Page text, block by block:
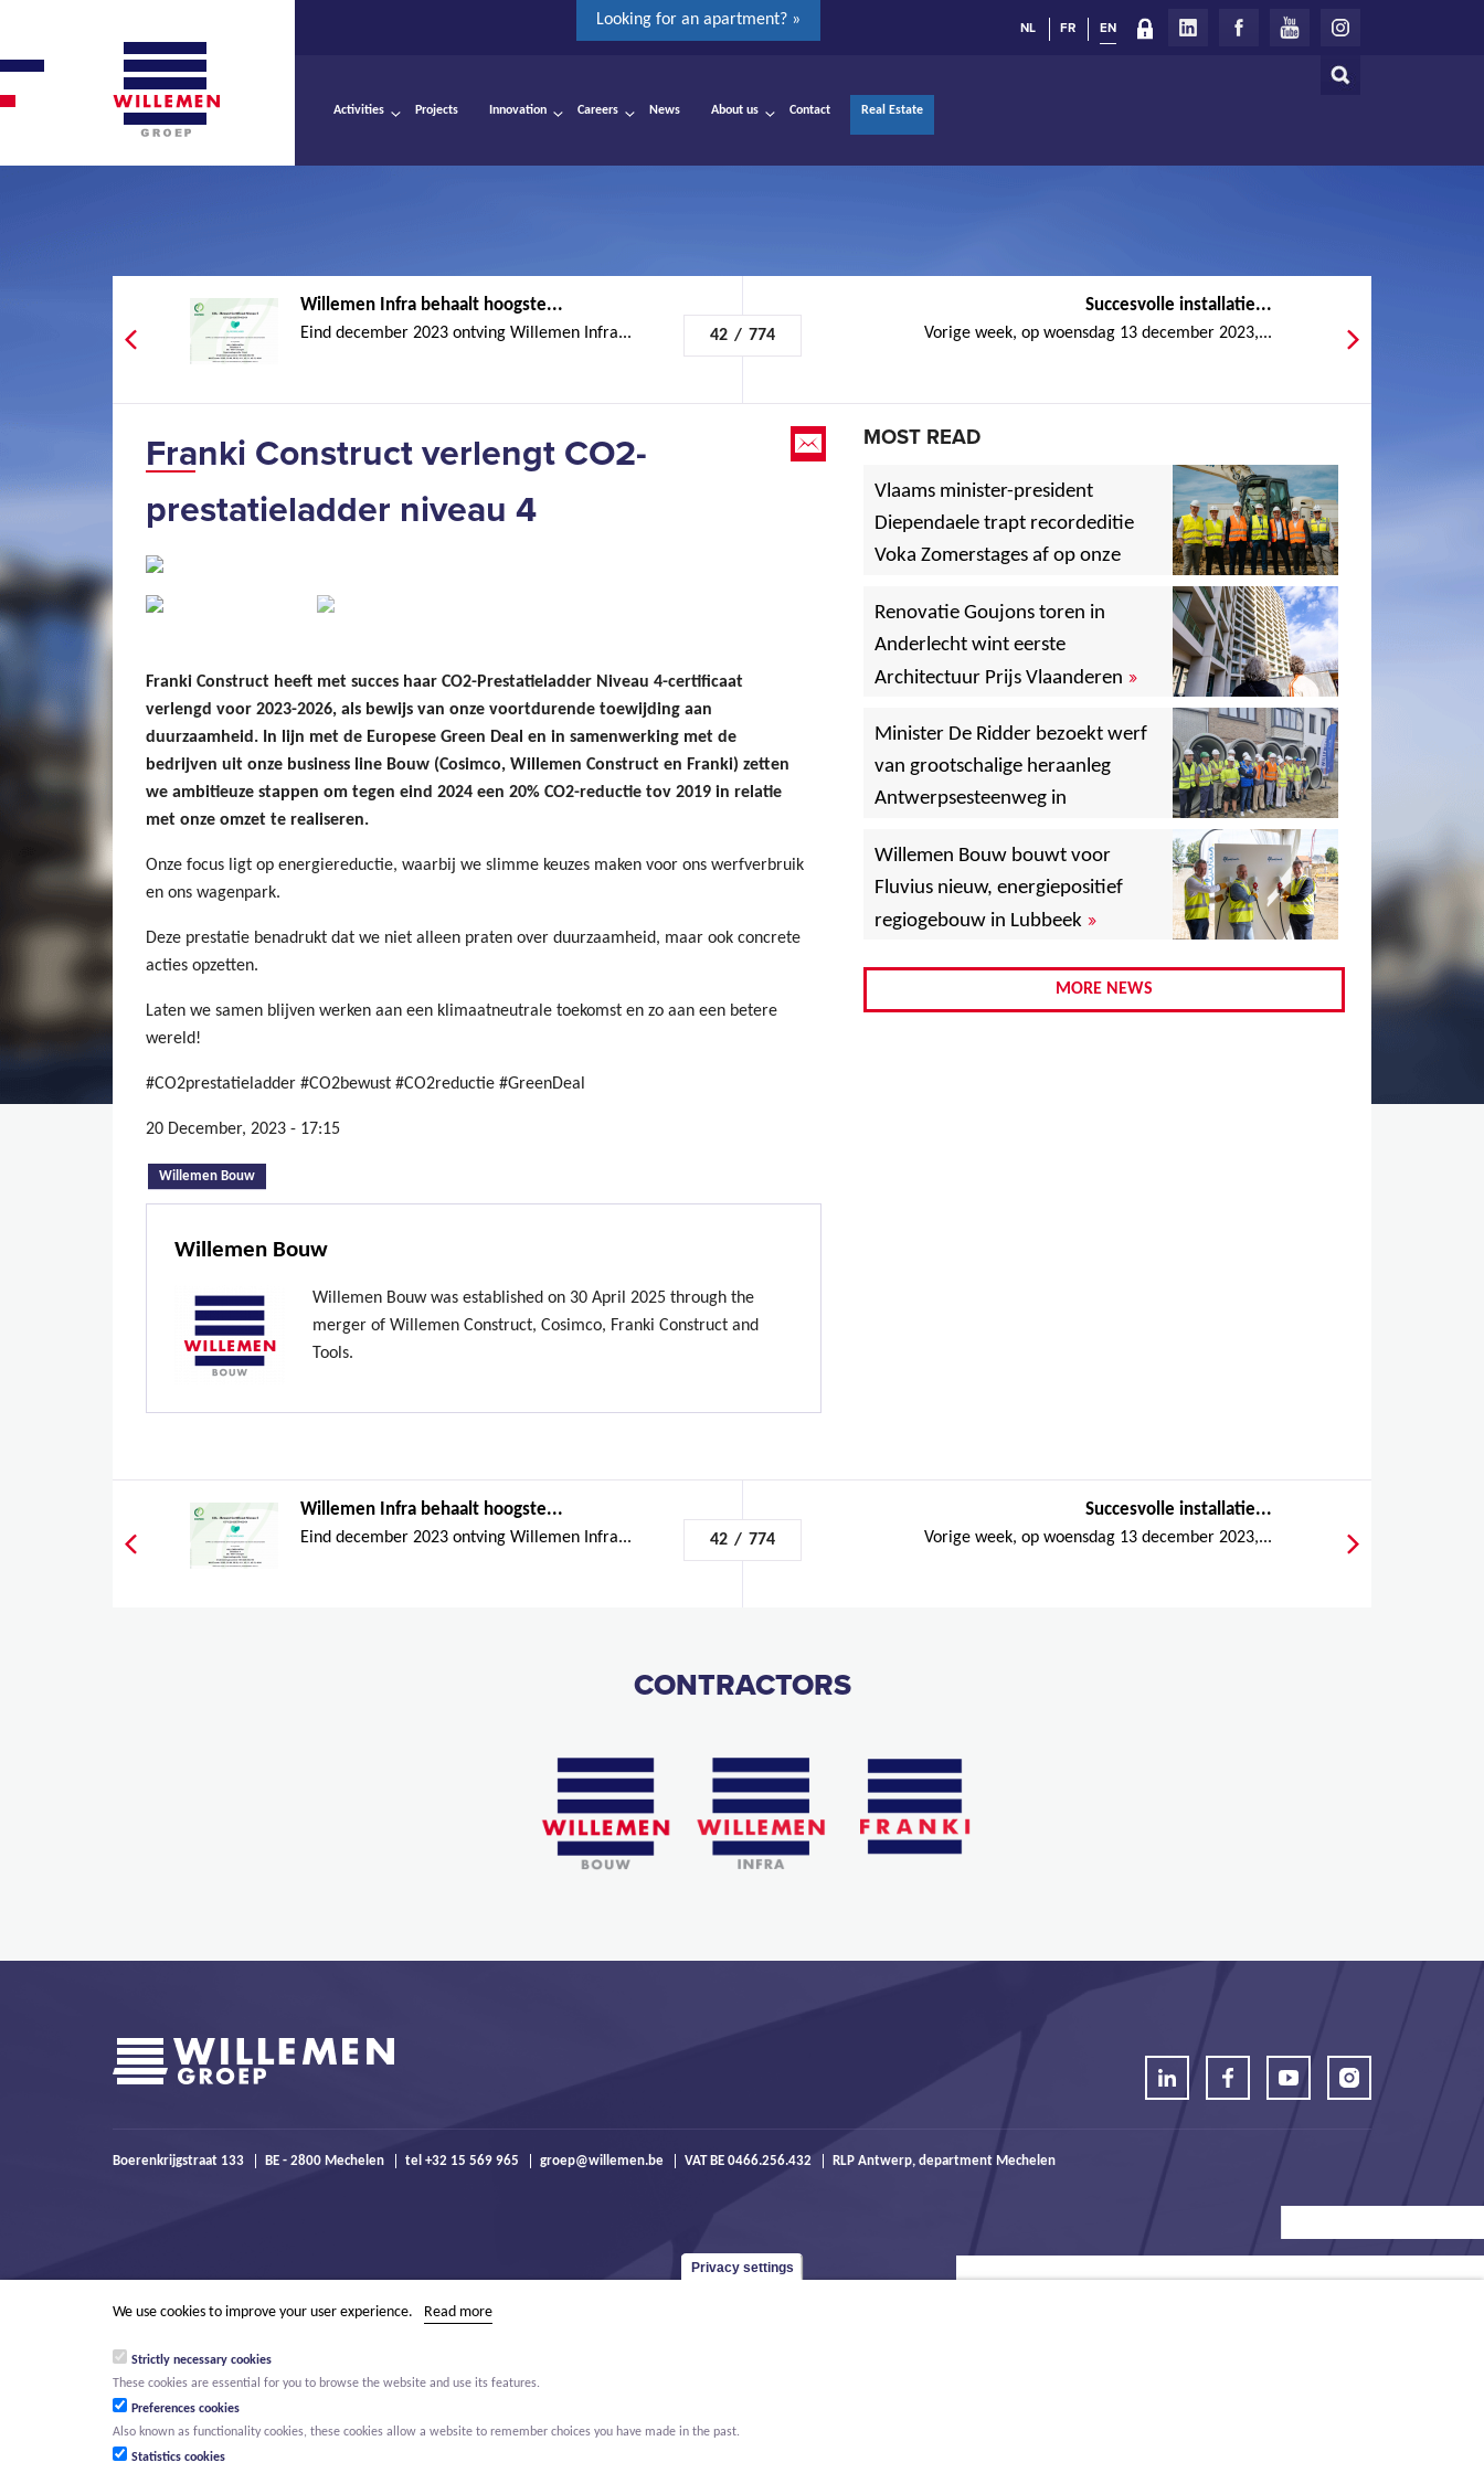
Looking for an apartment? »
Search
NL FR EN
Activities Projects Innovation Careers News About us Contact Real Estate
Willemen Infra behaalt hoogste...
Eind december 2023 ontving Willemen Infra... 42 / 774
Succesvolle installatie...
Vorige week, op woensdag 13 december 2023,...
Franki Construct verlengt CO2-
prestatieladder niveau 4
Franki Construct heeft met succes haar CO2-Prestatieladder Niveau 4-certificaat
verlengd voor 2023-2026, als bewijs van onze voortdurende toewijding aan
duurzaamheid. In lijn met de Europese Green Deal en in samenwerking met de
bedrijven uit onze business line Bouw (Cosimco, Willemen Construct en Franki) zetten
we ambitieuze stappen om tegen eind 2024 een 20% CO2-reductie tov 2019 in relatie
met onze omzet te realiseren.
Onze focus ligt op energiereductie, waarbij we slimme keuzes maken voor ons werfverbruik
en ons wagenpark.
Deze prestatie benadrukt dat we niet alleen praten over duurzaamheid, maar ook concrete
acties opzetten.
Laten we samen blijven werken aan een klimaatneutrale toekomst en zo aan een betere
wereld!
#CO2prestatieladder #CO2bewust #CO2reductie #GreenDeal
20 December, 2023 - 17:15
Willemen Bouw
Willemen Bouw
Willemen Bouw was established on 30 April 2025 through the
merger of Willemen Construct, Cosimco, Franki Construct and
Tools.
MOST READ
Vlaams minister-president
Diependaele trapt recordeditie
Voka Zomerstages af op onze
,
,
Renovatie Goujons toren in
Anderlecht wint eerste
Architectuur Prijs Vlaanderen »
, ,
,
Minister De Ridder bezoekt werf
van grootschalige heraanleg
Antwerpsesteenweg in
,
Willemen Bouw bouwt voor
Fluvius nieuw, energiepositief
regiogebouw in Lubbeek »
MORE NEWS
Willemen Infra behaalt hoogste...
Eind december 2023 ontving Willemen Infra... 42 / 774
Succesvolle installatie...
Vorige week, op woensdag 13 december 2023,...
CONTRACTORS
Boerenkrijgstraat 133 BE - 2800 Mechelen tel +32 15 569 965 groep@willemen.be VAT BE 0466.256.432 RLP Antwerp, department Mechelen
Privacy settings
We use cookies to improve your user experience. Read more
Strictly necessary cookies
These cookies are essential for you to browse the website and use its features.
Preferences cookies
Also known as functionality cookies, these cookies allow a website to remember choices you have made in the past.
Statistics cookies